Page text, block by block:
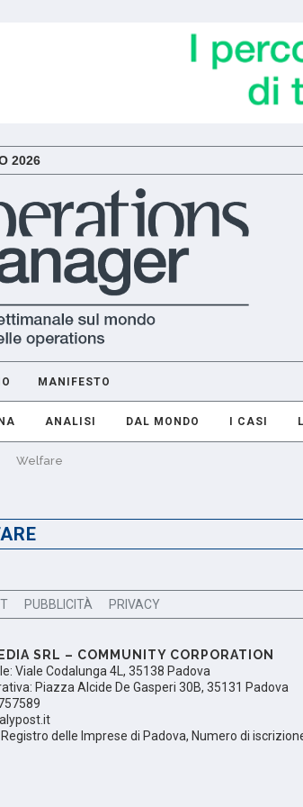
2026
MANIFESTO
ANALISI DAL MONDO I CASI
Welfare
PUBBLICITÀ PRIVACY
SRL – COMMUNITY CORPORATION
Viale Codalunga 4L, 35138 Padova
Piazza Alcide De Gasperi 30B, 35131 Padova
delle Imprese di Padova, Numero di